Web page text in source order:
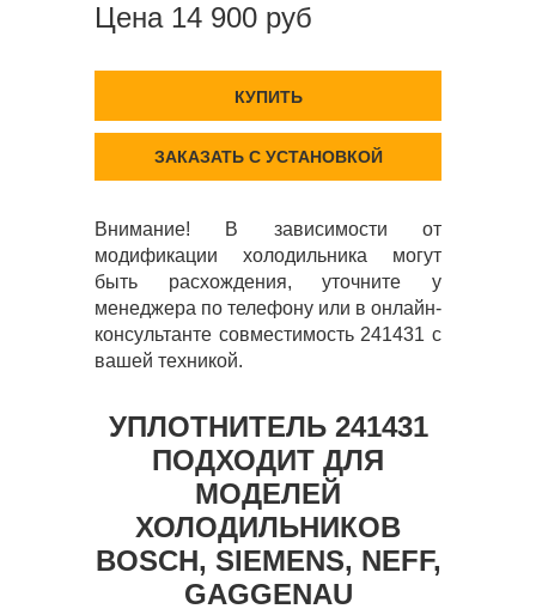
Цена 14 900 руб
КУПИТЬ
ЗАКАЗАТЬ С УСТАНОВКОЙ
Внимание! В зависимости от
модификации холодильника могут
быть расхождения, уточните у
менеджера по телефону или в онлайн-
консультанте совместимость 241431 с
вашей техникой.
УПЛОТНИТЕЛЬ 241431
ПОДХОДИТ ДЛЯ
МОДЕЛЕЙ
ХОЛОДИЛЬНИКОВ
BOSCH, SIEMENS, NEFF,
GAGGENAU